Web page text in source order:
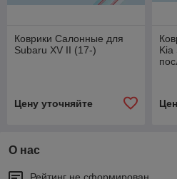
Коврики Салонные для
Subaru XV II (17-)
Цену уточняйте
Kia
О нас